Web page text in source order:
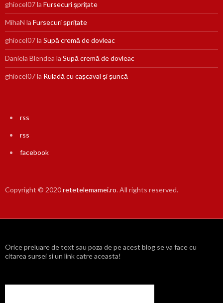
ghiocel07la Fursecuri șprițate
MihaN la Fursecuri șprițate
ghiocel07la Supă cremă de dovleac
Daniela Blendea la Supă cremă de dovleac
ghiocel07la Ruladă cu cașcaval și șuncă
rss
rss
facebook
Copyright © 2020retetelemamei.ro. All rights reserved.
Orice preluare de text sau poza de pe acest blog se va face cu
citarea sursei si un link catre aceasta!